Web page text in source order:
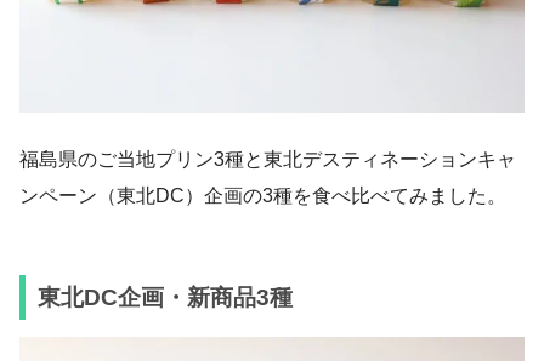
福島県のご当地プリン3種と東北デスティネーションキャ
ンペーン（東北DC）企画の3種を食べ比べてみました。
東北DC企画・新商品3種